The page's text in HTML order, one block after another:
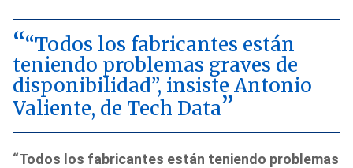
“Todos los fabricantes están
teniendo problemas graves de
disponibilidad”, insiste Antonio
Valiente, de Tech Data
“Todos los fabricantes están teniendo problemas